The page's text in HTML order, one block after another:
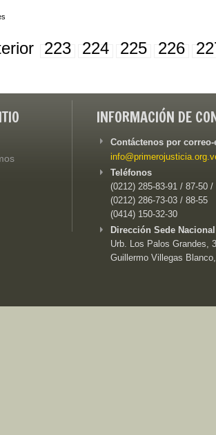
223 224 225 226
INFORMACIÓN DE
Contáctenos por
Teléfonos
(0212) 285-83-91 / 87-50 /
(0212) 286-73-03 / 88-55
(0414) 150-32-30
Dirección Sede
Urb. Los Palos Grandes,
Guillermo Villegas